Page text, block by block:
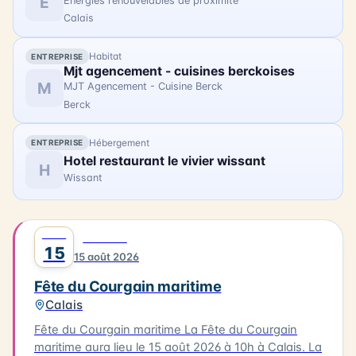
Calais
ENTREPRISE Habitat
M
Mjt agencement - cuisines berckoises
MJT Agencement - Cuisine Berck
Berck
ENTREPRISE Hébergement
H Hotel restaurant le vivier wissant
Wissant
15 15 août 2026
Fête du Courgain maritime
Calais
Fête du Courgain maritime La Fête du Courgain
maritime aura lieu le 15 août 2026 à 10h à Calais. La